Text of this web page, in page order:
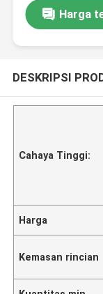
Harga
DESKRIPSI
Cahaya Tinggi:
Harga
Kemasan rincian